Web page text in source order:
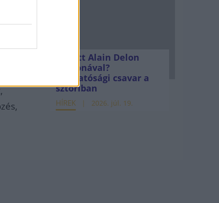
Mi lett Alain Delon
vagyonával?
Adóhatósági csavar a
sztoriban
HÍREK 2026. júl. 19.